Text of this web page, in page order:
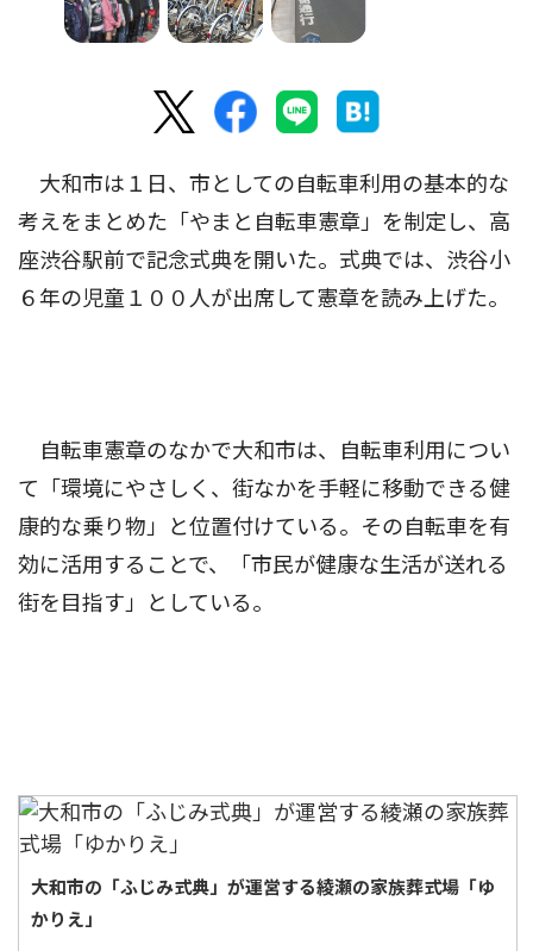
大和市は１日、市としての自転車利用の基本的な
考えをまとめた「やまと自転車憲章」を制定し、高
座渋谷駅前で記念式典を開いた。式典では、渋谷小
６年の児童１００人が出席して憲章を読み上げた。
自転車憲章のなかで大和市は、自転車利用につい
て「環境にやさしく、街なかを手軽に移動できる健
康的な乗り物」と位置付けている。その自転車を有
効に活用することで、「市民が健康な生活が送れる
街を目指す」としている。
大和市の「ふじみ式典」が運営する綾瀬の家族葬式場「ゆ
かりえ」